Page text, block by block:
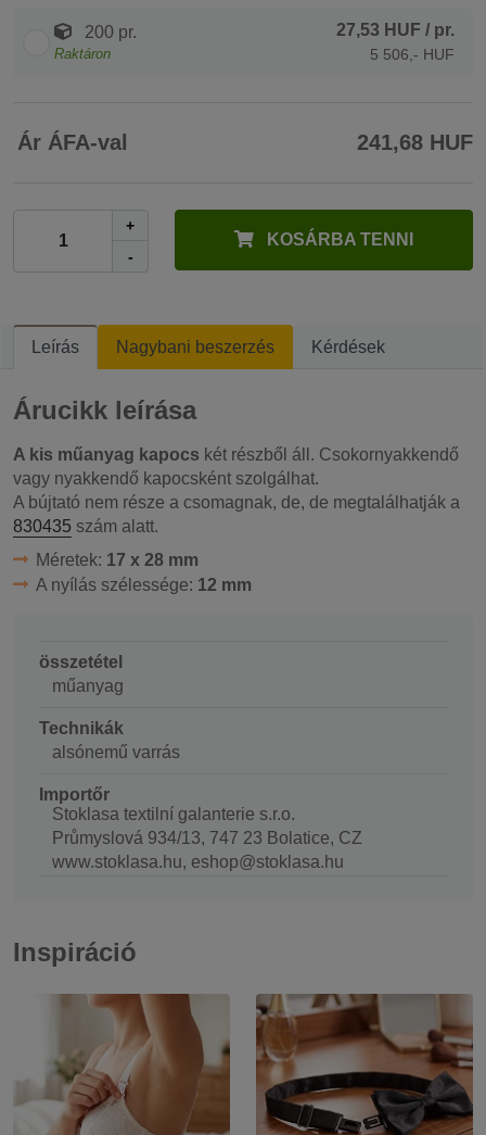
200 pr.
Raktáron
27,53 HUF / pr.
5 506,- HUF
Ár ÁFA-val 241,68 HUF
+
-
KOSÁRBA TENNI
Leírás Nagybani beszerzés Kérdések
Árucikk leírása
A kis műanyag kapocs két részből áll. Csokornyakkendő
vagy nyakkendő kapocsként szolgálhat.
A bújtató nem része a csomagnak, de, de megtalálhatják a
830435 szám alatt.
Méretek: 17 x 28 mm
A nyílás szélessége: 12 mm
összetétel
műanyag
Technikák
alsónemű varrás
Importőr
Stoklasa textilní galanterie s.r.o.
Průmyslová 934/13, 747 23 Bolatice, CZ
www.stoklasa.hu, eshop@stoklasa.hu
Inspiráció